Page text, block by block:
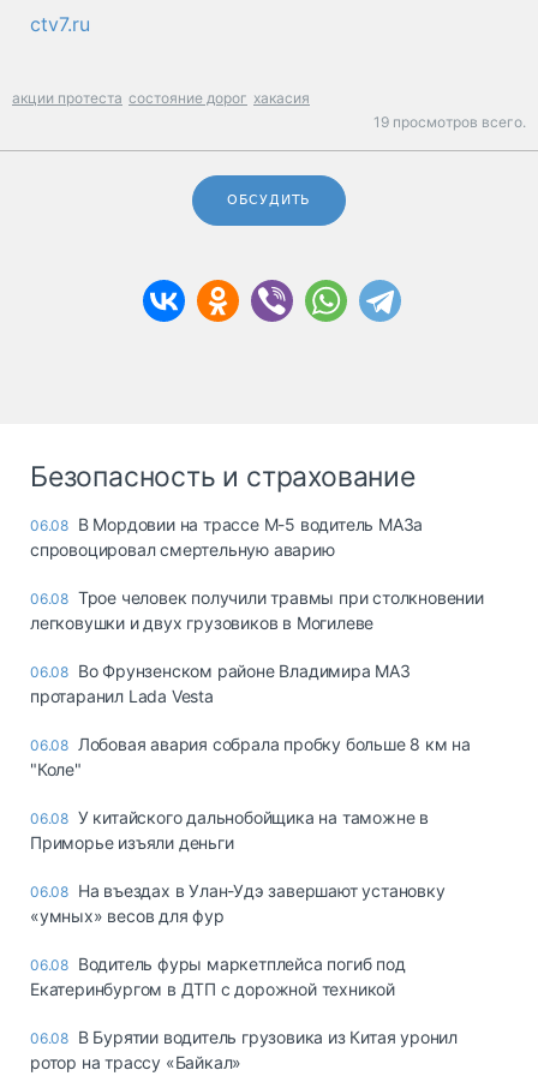
ctv7.ru
акции протеста состояние дорог хакасия
19 просмотров всего.
ОБСУДИТЬ
Безопасность и страхование
06.08 В Мордовии на трассе М-5 водитель МАЗа
спровоцировал смертельную аварию
06.08 Трое человек получили травмы при столкновении
легковушки и двух грузовиков в Могилеве
06.08 Во Фрунзенском районе Владимира МАЗ
протаранил Lada Vesta
06.08 Лобовая авария собрала пробку больше 8 км на
"Коле"
06.08 У китайского дальнобойщика на таможне в
Приморье изъяли деньги
06.08 Ha въeздax в Улaн-Удэ зaвepшaют ycтaнoвкy
«yмныx» вecoв для фyp
06.08 Водитель фуры маркетплейса погиб под
Екатеринбургом в ДТП с дорожной техникой
06.08 В Бурятии водитель грузовика из Китая уронил
ротор на трассу «Байкал»